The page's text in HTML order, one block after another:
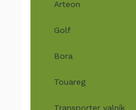
Arteon
Golf
Bora
Touareg
Transporter valník